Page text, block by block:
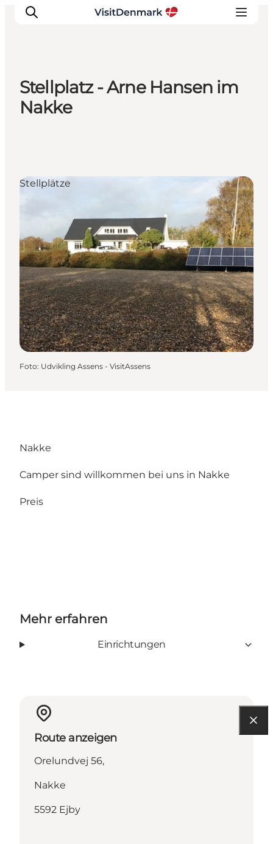
Inspiration
Stellplatz - Arne Hansen im
Nakke
Stellplätze
Foto: Udvikling Assens - VisitAssens
Nakke
Camper sind willkommen bei uns in Nakke
Preis
Mehr erfahren
Einrichtungen
Route anzeigen
Orelundvej 56,
Nakke
5592 Ejby